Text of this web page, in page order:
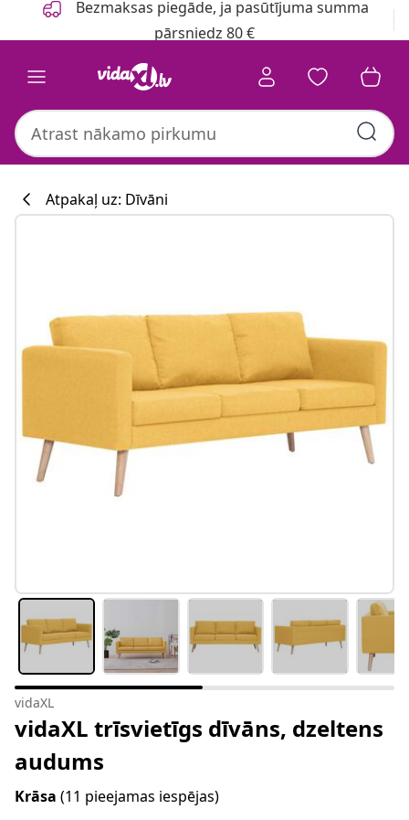
Bezmaksas piegāde, ja pasūtījuma summa
pārsniedz 80 €
Atpakaļ uz: Dīvāni
vidaXL
vidaXL trīsvietīgs dīvāns, dzeltens
audums
Krāsa (11 pieejamas iespējas)